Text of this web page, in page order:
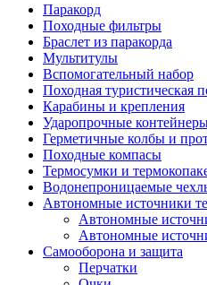
Паракорд
Походные фильтры
Браслет из паракорда
Мультитулы
Вспомогательный набор
Походная туристическая
Карабины и крепления
Ударопрочные
Герметичные колбы и
Походные компасы
Термосумки и
Водонепроницаемые
Автономные источники
Автономные
Автономные
Самооборона и защита
Перчатки